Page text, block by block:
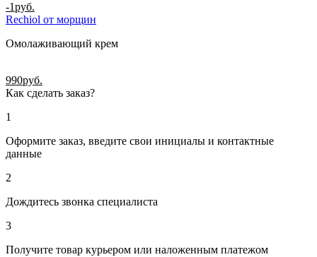
-1руб.
Rechiol от морщин
Омолаживающий крем
990руб.
Как сделать заказ?
1
Оформите заказ, введите свои инициалы и контактные
данные
2
Дождитесь звонка специалиста
3
Получите товар курьером или наложенным платежом